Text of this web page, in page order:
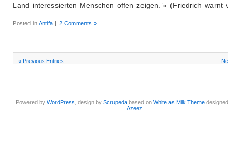
Land interessierten Menschen offen zeigen.”» (Friedrich
Posted inAntifa | 2 Comments »
« Previous Entries
Powered byWordPress , design byScrupeda based onWhite as Milk Theme
Azeez